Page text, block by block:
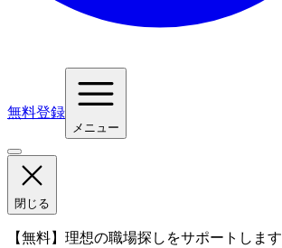
無料登録
メニュー
閉じる
【無料】理想の職場探しをサポートします